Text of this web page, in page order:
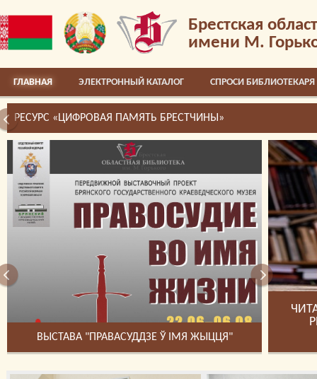
Брестская
имени М.
ГЛАВНАЯ ЭЛЕКТРОННЫЙ КАТАЛОГ СПРОСИ БИБЛИОТЕКАРЯ
РЕСУРС «ЦИФРОВАЯ ПАМЯТЬ БРЕСТЧИНЫ»
ВЫСТАВА "ПРАВАСУДДЗЕ Ў ІМЯ ЖЫЦЦЯ"